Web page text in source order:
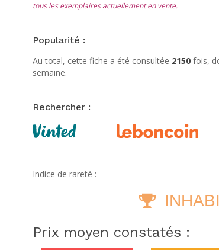
tous les exemplaires actuellement en vente.
Popularité :
Au total, cette fiche a été consultée 2150fois,
semaine.
Rechercher :
Indice de rareté :
Prix moyen constatés :